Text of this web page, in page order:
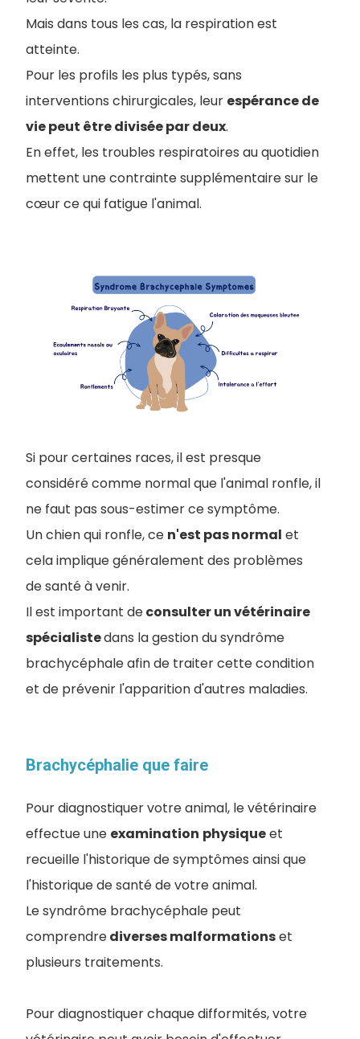
Mais dans tous les cas, la respiration est
atteinte.
Pour les profils les plus typés, sans
interventions chirurgicales, leur espérance de
vie peut être divisée par deux.
En effet, les troubles respiratoires au quotidien
mettent une contrainte supplémentaire sur le
cœur ce qui fatigue l'animal.
Si pour certaines races, il est presque
considéré comme normal que l'animal ronfle, il
ne faut pas sous-estimer ce symptôme.
Un chien qui ronfle, ce n'est pas normal et
cela implique généralement des problèmes
de santé à venir.
Il est important deconsulter un vétérinaire
spécialistedans la gestion du syndrôme
brachycéphale afin de traiter cette condition
et de prévenir l'apparition d'autres maladies.
Brachycéphalie que faire
Pour diagnostiquer votre animal, le vétérinaire
effectue une examination physiqueet
recueille l'historique de symptômes ainsi que
l'historique de santé de votre animal.
Le syndrôme brachycéphale peut
comprendrediverses malformationset
plusieurs traitements.
Pour diagnostiquer chaque difformités, votre